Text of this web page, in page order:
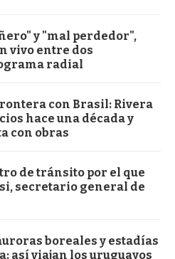
y "mal perdedor",
vivo entre dos
radial
con Brasil: Rivera
hace una década y
con obras
de tránsito por el que
secretario general de
boreales y estadías
así viajan los uruguayos